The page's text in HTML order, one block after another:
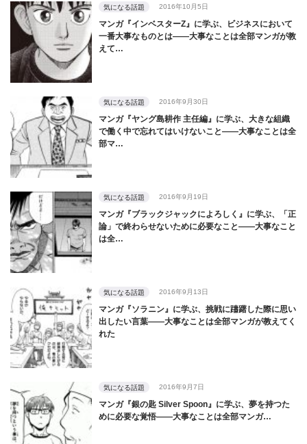
気になる話題 2016年10月5日
マンガ『インベスターZ』に学ぶ、ビジネスにおいて
一番大事なものとは――大事なことは全部マンガが教
えて…
気になる話題 2016年9月30日
マンガ『ヤング島耕作 主任編』に学ぶ、大きな組織
で働く中で忘れてはいけないこと――大事なことは全
部マ…
気になる話題 2016年9月19日
マンガ『ブラックジャックによろしく』に学ぶ、「正
論」で終わらせないために必要なこと――大事なこと
は全…
気になる話題 2016年9月13日
マンガ『ソラニン』に学ぶ、挑戦に躊躇した際に思い
出したい言葉――大事なことは全部マンガが教えてく
れた
気になる話題 2016年9月7日
マンガ『銀の匙 Silver Spoon』に学ぶ、夢を持つた
めに必要な覚悟――大事なことは全部マンガ…